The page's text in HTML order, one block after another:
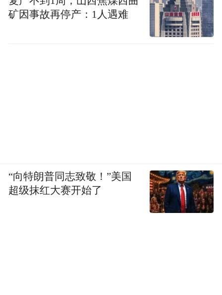
矿因事故再停产：1人遇难
“向特朗普同志致敬！”美国
超级抹红大赛开始了